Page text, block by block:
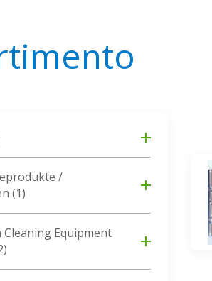
/
(1)
Cleaning Equipment